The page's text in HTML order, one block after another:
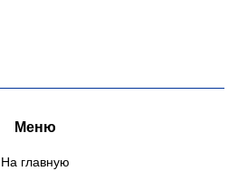
Меню
На главную